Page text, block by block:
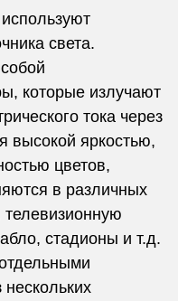
света.
которые излучают
тока через
высокой яркостью,
цветов,
в различных
стадионы и т.д.